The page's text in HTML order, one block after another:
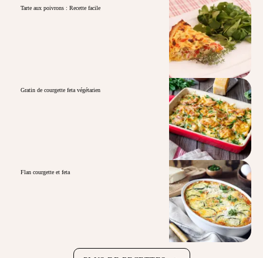
Tarte aux poivrons : Recette facile
Gratin de courgette feta végétarien
Flan courgette et feta